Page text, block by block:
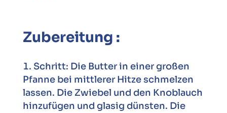
Zubereitung :
Schritt: Die Butter in einer großen
Pfanne bei mittlerer Hitze schmelzen
lassen. Die Zwiebel und den Knoblauch
hinzufügen und glasig dünsten. Die